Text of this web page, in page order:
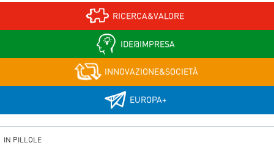
RICERCA&VALORE
IDE@IMPRESA
INNOVAZIONE&SOCIETÀ
EUROPA+
IN PILLOLE